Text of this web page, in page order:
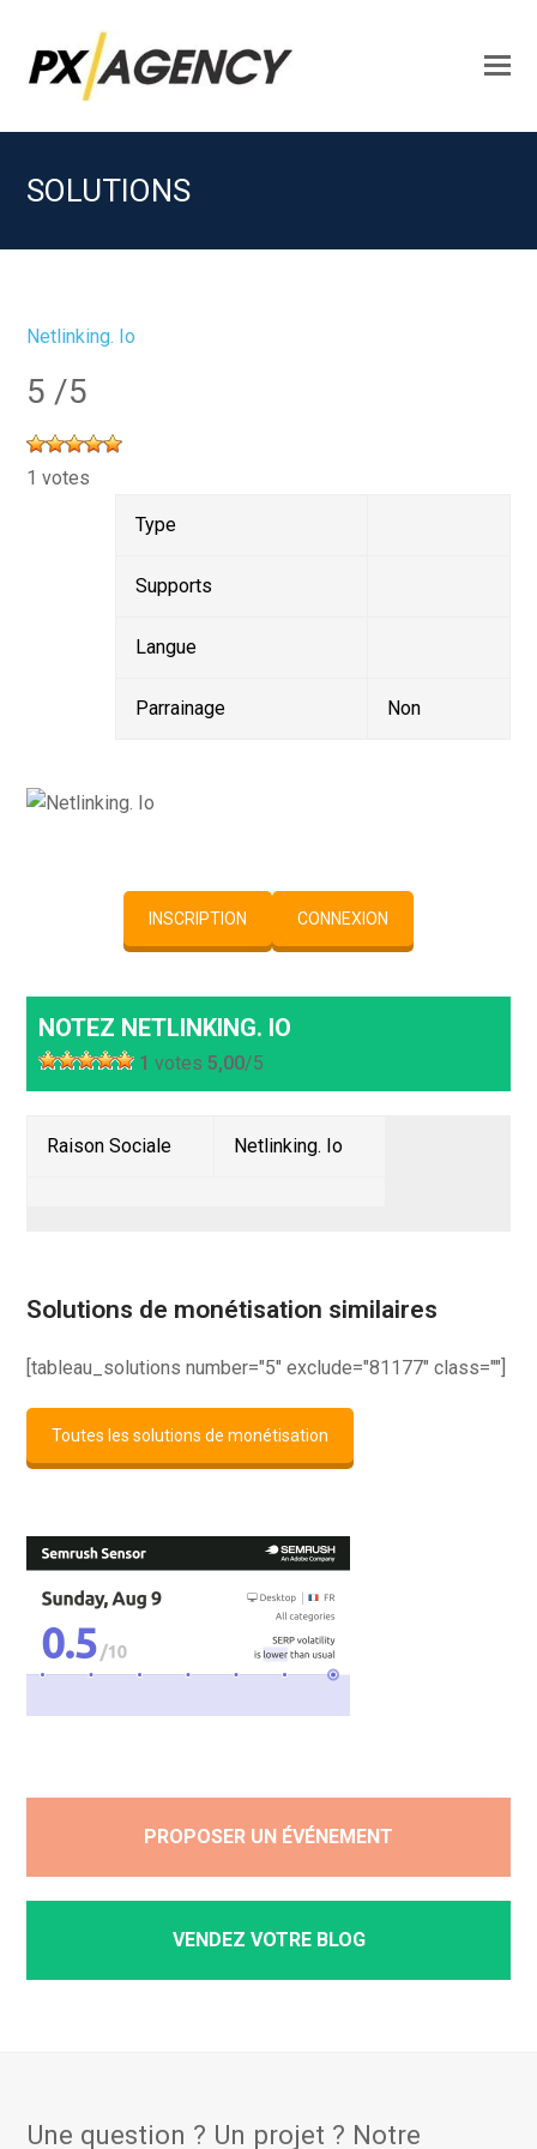
SOLUTIONS
Netlinking. Io
5 /5
1 votes
Type
Supports
Langue
Parrainage Non
INSCRIPTION CONNEXION
NOTEZ NETLINKING. IO
1 votes5,00/5
Raison Sociale Netlinking. Io
Solutions de monétisation similaires
[tableau_solutions number="5" exclude="81177" class=""]
Toutes les solutions de monétisation
PROPOSER UN ÉVÉNEMENT
VENDEZ VOTRE BLOG
Une question ? Un projet ? Notre